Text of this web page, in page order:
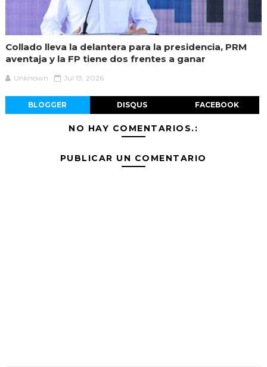
Collado lleva la delantera para la presidencia, PRM
aventaja y la FP tiene dos frentes a ganar
Unknown Jul 13, 2026
BLOGGER DISQUS FACEBOOK
NO HAY COMENTARIOS.:
PUBLICAR UN COMENTARIO